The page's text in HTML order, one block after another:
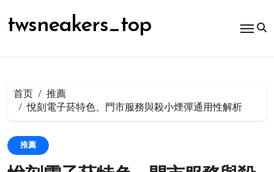
容
twsneakers_top
首页
推薦
悅刻電子菸特色、門市服務與殺小煙彈通用性解析
推薦